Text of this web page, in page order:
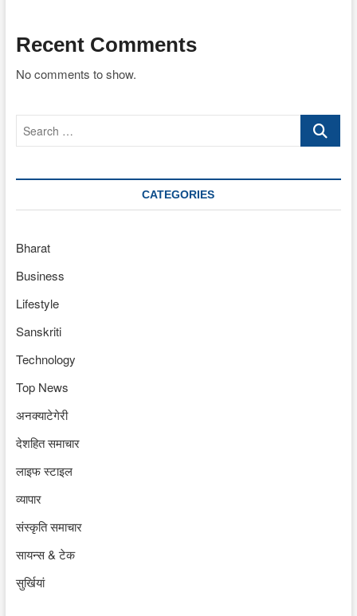
Recent Comments
No comments to show.
Search
CATEGORIES
Bharat
Business
Lifestyle
Sanskriti
Technology
Top News
अनक्याटेगेरी
देशहित समाचार
लाइफ स्टाइल
व्यापार
संस्कृति समाचार
सायन्स & टेक
सुर्खियां